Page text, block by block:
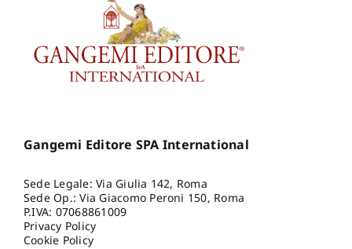
Gangemi Editore SPA International
Sede Legale: Via Giulia 142, Roma
Sede Op.: Via Giacomo Peroni 150, Roma
P.IVA: 07068861009
Privacy Policy
Cookie Policy